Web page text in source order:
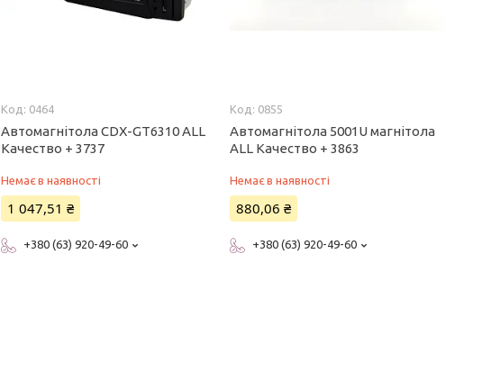
0464
Автомагнітола CDX-GT6310 ALL
Качество + 3737
Немає в наявності
1 047,51 ₴
+380 (63) 920-49-60
0855
Автомагнітола 5001U магнітола
ALL Качество + 3863
Немає в наявності
880,06 ₴
+380 (63) 920-49-60